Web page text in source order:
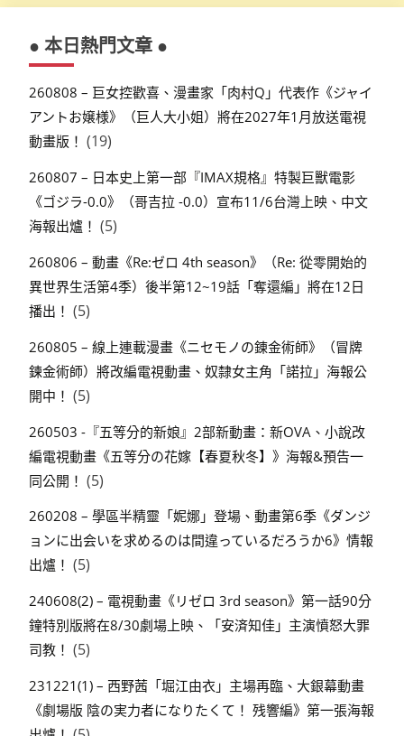
● 本日熱門文章 ●
260808 – 巨女控歡喜、漫畫家「肉村Q」代表作《ジャイ
アントお嬢様》（巨人大小姐）將在2027年1月放送電視
動畫版！ (19)
260807 – 日本史上第一部『IMAX規格』特製巨獸電影
《ゴジラ-0.0》（哥吉拉 -0.0）宣布11/6台灣上映、中文
海報出爐！ (5)
260806 – 動畫《Re:ゼロ 4th season》（Re: 從零開始的
異世界生活第4季）後半第12~19話「奪還編」將在12日
播出！ (5)
260805 – 線上連載漫畫《ニセモノの錬金術師》（冒牌
鍊金術師）將改編電視動畫、奴隸女主角「諾拉」海報公
開中！ (5)
260503 -『五等分的新娘』2部新動畫：新OVA、小說改
編電視動畫《五等分の花嫁【春夏秋冬】》海報&預告一
同公開！ (5)
260208 – 學區半精靈「妮娜」登場、動畫第6季《ダンジ
ョンに出会いを求めるのは間違っているだろうか6》情報
出爐！ (5)
240608(2) – 電視動畫《リゼロ 3rd season》第一話90分
鐘特別版將在8/30劇場上映、「安済知佳」主演憤怒大罪
司教！ (5)
231221(1) – 西野茜「堀江由衣」主場再臨、大銀幕動畫
《劇場版 陰の実力者になりたくて！ 残響編》第一張海報